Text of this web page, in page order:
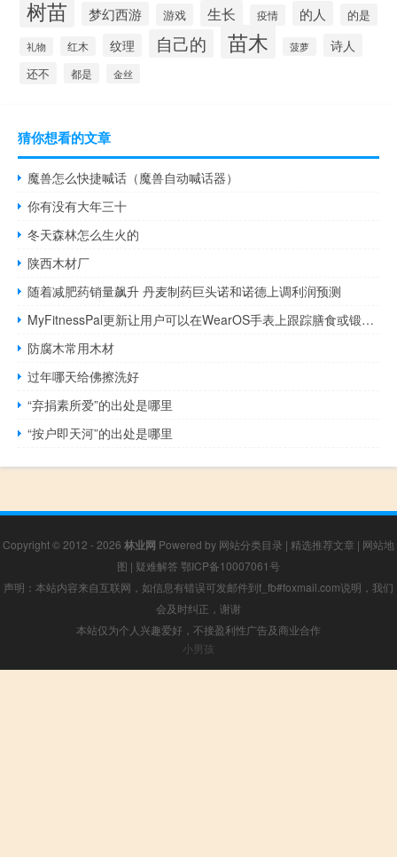
树苗 梦幻西游 游戏 生长 疫情 的人 的是
礼物 红木 纹理 自己的 苗木 菠萝 诗人
还不 都是 金丝
猜你想看的文章
魔兽怎么快捷喊话（魔兽自动喊话器）
你有没有大年三十
冬天森林怎么生火的
陕西木材厂
随着减肥药销量飙升 丹麦制药巨头诺和诺德上调利润预测
MyFitnessPal更新让用户可以在WearOS手表上跟踪膳食或锻炼情况
防腐木常用木材
过年哪天给佛擦洗好
“弃捐素所爱”的出处是哪里
“按户即天河”的出处是哪里
Copyright © 2012 - 2026 林业网 Powered by 网站分类目录 | 精选推荐文章 | 网站地
图 | 疑难解答 鄂ICP备10007061号
声明：本站内容来自互联网，如信息有错误可发邮件到f_fb#foxmail.com说明，我们
会及时纠正，谢谢
本站仅为个人兴趣爱好，不接盈利性广告及商业合作
小男孩